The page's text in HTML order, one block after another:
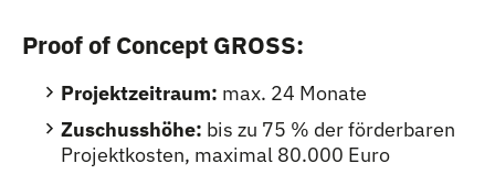
Proof of Concept GROSS:
Projektzeitraum: max. 24 Monate
Zuschusshöhe: bis zu 75 % der förderbaren
Projektkosten, maximal 80.000 Euro